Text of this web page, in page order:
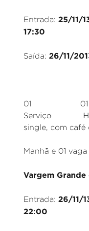
Entrada: 25/11/
17:30
Saída: 26/11/
01
Serviço
single, com café
Manhã e 01
Vargem Grande
Entrada: 26/11/
22:00